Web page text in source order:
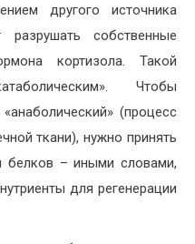
другого источника
разрушать собственные
кортизола. Такой
Чтобы
(процесс
ткани), нужно принять
белков – иными словами,
для регенерации